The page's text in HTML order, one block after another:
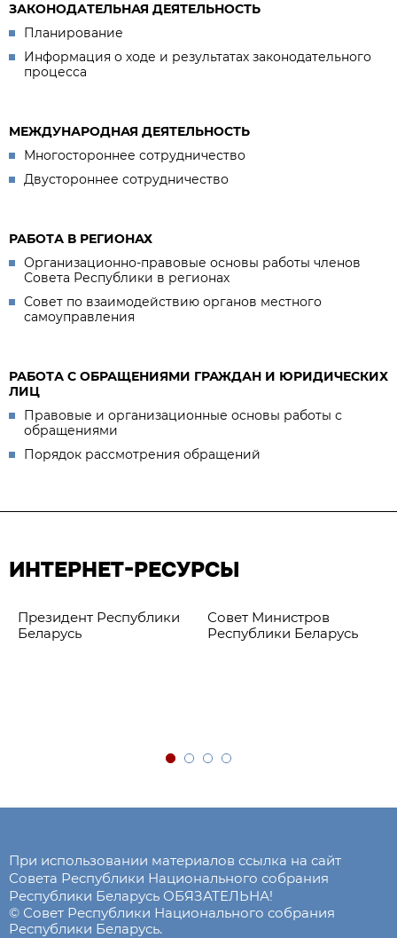
ЗАКОНОДАТЕЛЬНАЯ ДЕЯТЕЛЬНОСТЬ
Планирование
Информация о ходе и результатах законодательного
процесса
МЕЖДУНАРОДНАЯ ДЕЯТЕЛЬНОСТЬ
Многостороннее сотрудничество
Двустороннее сотрудничество
РАБОТА В РЕГИОНАХ
Организационно-правовые основы работы членов
Совета Республики в регионах
Совет по взаимодействию органов местного
самоуправления
РАБОТА С ОБРАЩЕНИЯМИ ГРАЖДАН И ЮРИДИЧЕСКИХ
ЛИЦ
Правовые и организационные основы работы с
обращениями
Порядок рассмотрения обращений
ИНТЕРНЕТ-РЕСУРСЫ
Президент Республики
Беларусь
Совет Министров
Республики Беларусь
При использовании материалов ссылка на сайт
Совета Республики Национального собрания
Республики Беларусь ОБЯЗАТЕЛЬНА!
© Совет Республики Национального собрания
Республики Беларусь.